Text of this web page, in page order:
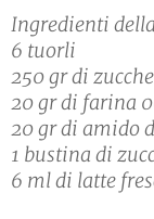
Ingredienti
6 tuorli
250 gr di
20 gr di farina
20 gr di amido
1 bustina di
6 ml di latte